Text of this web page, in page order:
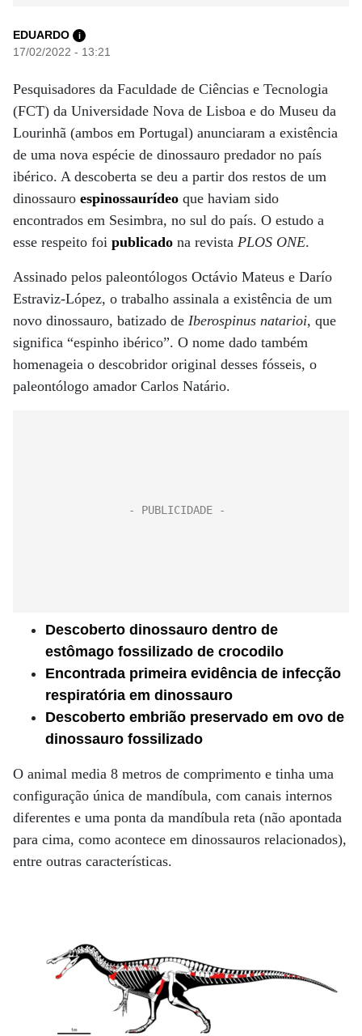
EDUARDO i
17/02/2022 - 13:21
Pesquisadores da Faculdade de Ciências e Tecnologia
(FCT) da Universidade Nova de Lisboa e do Museu da
Lourinhã (ambos em Portugal) anunciaram a existência
de uma nova espécie de dinossauro predador no país
ibérico. A descoberta se deu a partir dos restos de um
dinossauro espinossaurídeo que haviam sido
encontrados em Sesimbra, no sul do país. O estudo a
esse respeito foi publicado na revista PLOS ONE.
Assinado pelos paleontólogos Octávio Mateus e Darío
Estraviz-López, o trabalho assinala a existência de um
novo dinossauro, batizado de Iberospinus natarioi, que
significa “espinho ibérico”. O nome dado também
homenageia o descobridor original desses fósseis, o
paleontólogo amador Carlos Natário.
Descoberto dinossauro dentro de
estômago fossilizado de crocodilo
Encontrada primeira evidência de infecção
respiratória em dinossauro
Descoberto embrião preservado em ovo de
dinossauro fossilizado
O animal media 8 metros de comprimento e tinha uma
configuração única de mandíbula, com canais internos
diferentes e uma ponta da mandíbula reta (não apontada
para cima, como acontece em dinossauros relacionados),
entre outras características.